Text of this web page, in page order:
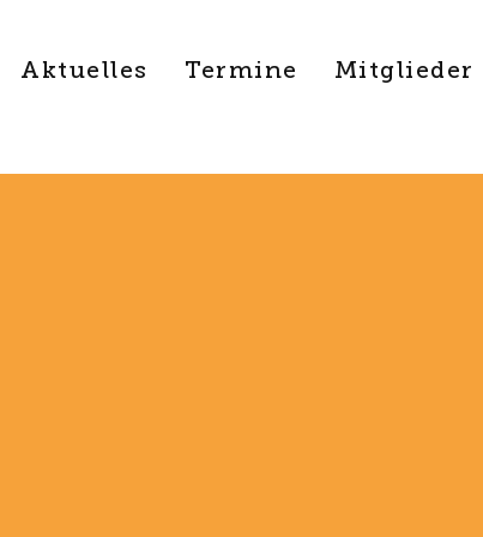
Aktuelles Termine Mitglieder